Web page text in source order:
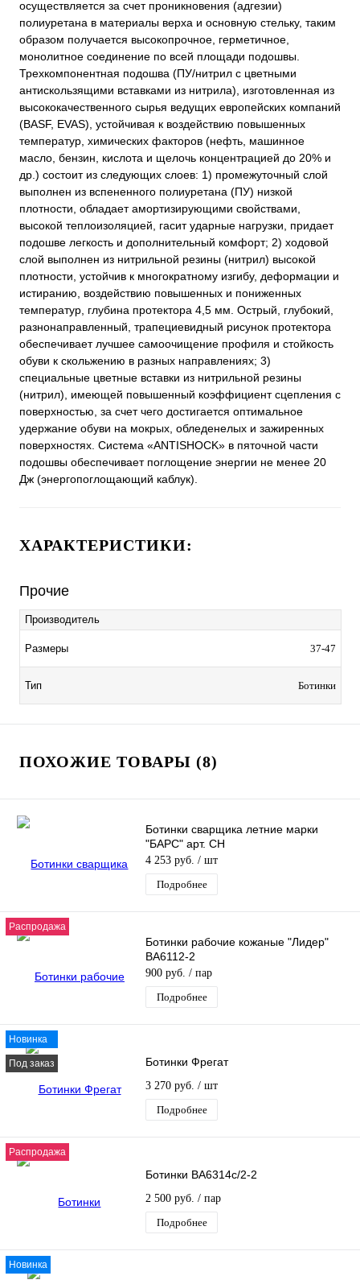
осуществляется за счет проникновения (адгезии)
полиуретана в материалы верха и основную стельку, таким
образом получается высокопрочное, герметичное,
монолитное соединение по всей площади подошвы.
Трехкомпонентная подошва (ПУ/нитрил с цветными
антискользящими вставками из нитрила), изготовленная из
высококачественного сырья ведущих европейских компаний
(BASF, EVAS), устойчивая к воздействию повышенных
температур, химических факторов (нефть, машинное
масло, бензин, кислота и щелочь концентрацией до 20% и
др.) состоит из следующих слоев: 1) промежуточный слой
выполнен из вспененного полиуретана (ПУ) низкой
плотности, обладает амортизирующими свойствами,
высокой теплоизоляцией, гасит ударные нагрузки, придает
подошве легкость и дополнительный комфорт; 2) ходовой
слой выполнен из нитрильной резины (нитрил) высокой
плотности, устойчив к многократному изгибу, деформации и
истиранию, воздействию повышенных и пониженных
температур, глубина протектора 4,5 мм. Острый, глубокий,
разнонаправленный, трапециевидный рисунок протектора
обеспечивает лучшее самоочищение профиля и стойкость
обуви к скольжению в разных направлениях; 3)
специальные цветные вставки из нитрильной резины
(нитрил), имеющей повышенный коэффициент сцепления с
поверхностью, за счет чего достигается оптимальное
удержание обуви на мокрых, обледенелых и зажиренных
поверхностях. Система «ANTISHOCK» в пяточной части
подошвы обеспечивает поглощение энергии не менее 20
Дж (энергопоглощающий каблук).
ХАРАКТЕРИСТИКИ:
Прочие
Производитель
Размеры 37-47
Тип Ботинки
ПОХОЖИЕ ТОВАРЫ (8)
Ботинки сварщика летние марки
"БАРС" арт. СН
4 253 руб. / шт
Подробнее
Распродажа
Ботинки рабочие кожаные "Лидер"
ВА6112-2
900 руб. / пар
Подробнее
Новинка
Под заказ Ботинки Фрегат
3 270 руб. / шт
Подробнее
Распродажа
Ботинки ВА6314c/2-2
2 500 руб. / пар
Подробнее
Новинка